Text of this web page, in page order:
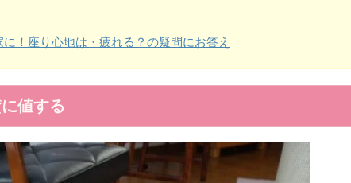
！座り心地は・疲れる？の疑問にお答え
値する